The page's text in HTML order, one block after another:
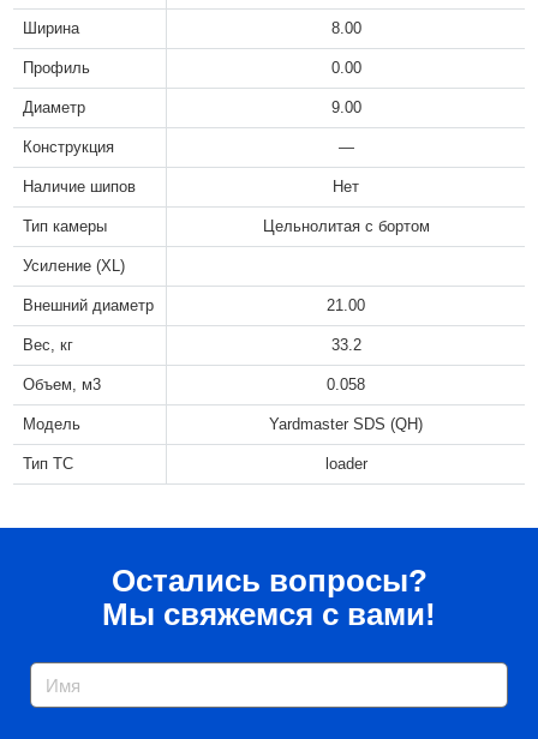
Ширина 8.00
Профиль 0.00
Диаметр 9.00
Конструкция —
Наличие шипов Нет
Тип камеры Цельнолитая с бортом
Усиление (XL)
Внешний диаметр 21.00
Вес, кг 33.2
Объем, м3 0.058
Модель Yardmaster SDS (QH)
Тип ТС loader
Остались вопросы?
Мы свяжемся с вами!